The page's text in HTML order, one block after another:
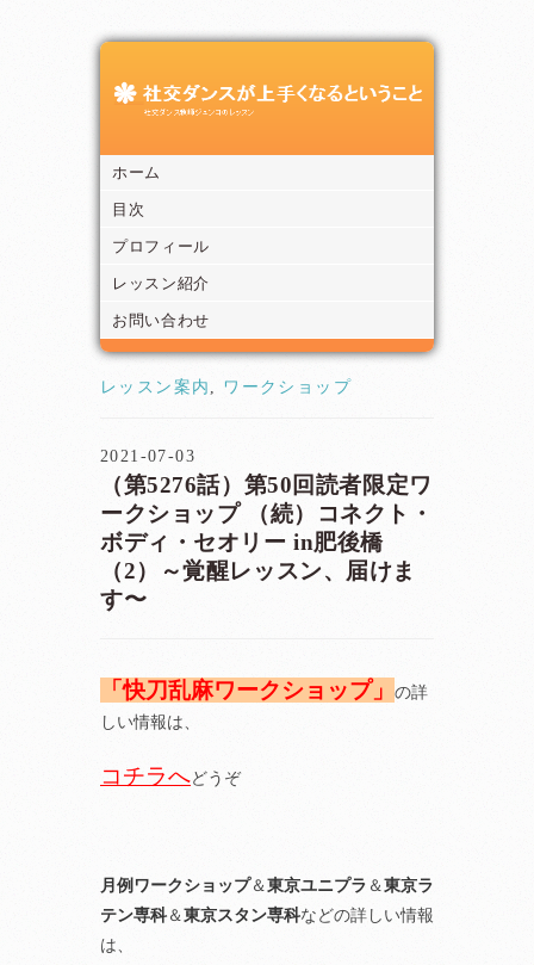
ホーム
目次
プロフィール
レッスン紹介
お問い合わせ
レッスン案内 , ワークショップ
2021-07-03
（第5276話）第50回読者限定ワ
ークショップ （続）コネクト・
ボディ・セオリー in肥後橋
（2）～覚醒レッスン、届けま
す〜
「快刀乱麻ワークショップ」
の詳
しい情報は、
コチラへどうぞ
月例ワークショップ＆東京ユニプラ ＆東京ラ
テン専科＆東京スタン専科などの詳しい情報
は、